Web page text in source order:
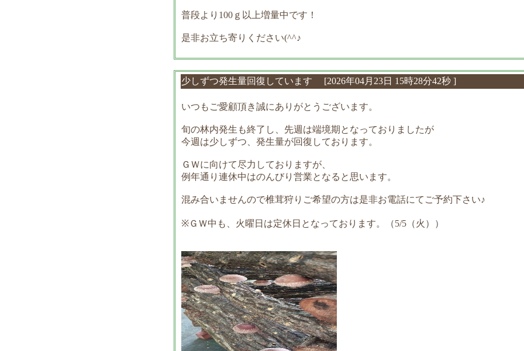
普段より100ｇ以上増量中です！
是非お立ち寄りください(^^♪
少しずつ発生量回復しています [2026年04月23日 15時28分42秒 ]
いつもご愛顧頂き誠にありがとうございます。
旬の林内発生も終了し、先週は端境期となっておりましたが
今週は少しずつ、発生量が回復しております。
ＧＷに向けて尽力しておりますが、
例年通り連休中はのんびり営業となると思います。
混み合いませんので椎茸狩りご希望の方は是非お電話にてご予約下さい♪
※ＧＷ中も、火曜日は定休日となっております。（5/5（火））